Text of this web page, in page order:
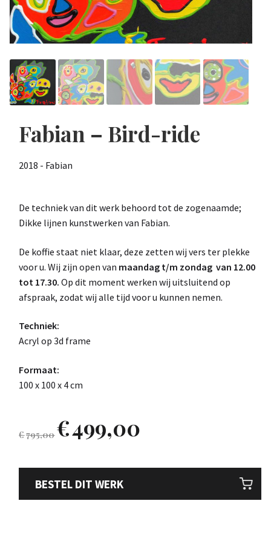
Fabian – Bird-ride
2018 - Fabian
De techniek van dit werk behoord tot de zogenaamde;
Dikke lijnen kunstwerken van Fabian.
De koffie staat niet klaar, deze zetten wij vers ter plekke
voor u. Wij zijn open van maandag t/m zondag van 12.00
tot 17.30. Op dit moment werken wij uitsluitend op
afspraak, zodat wij alle tijd voor u kunnen nemen.
Techniek:
Acryl op 3d frame
Formaat:
100 x 100 x 4 cm
€795,00€499,00
BESTEL DIT WERK